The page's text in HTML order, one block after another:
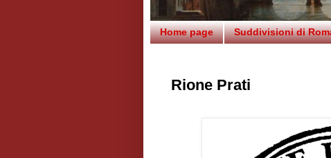
Home page Suddivisioni di
Rione Prati